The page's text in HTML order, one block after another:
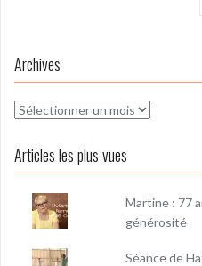
Archives
Archives
Articles les plus vues
Martine : 77
générosité
Séance de